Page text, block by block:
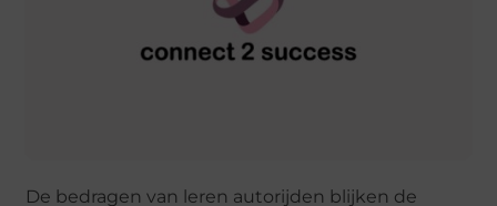
De bedragen van leren autorijden blijken de